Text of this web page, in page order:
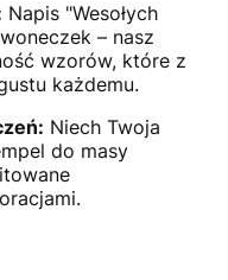
Napis "Wesołych
– nasz
wzorów, które z
każdemu.
Niech Twoja
do masy